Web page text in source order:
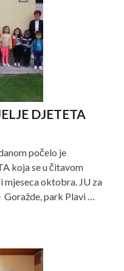
DJETETA
počelo je
koja se u čitavom
mjeseca oktobra. JU za
park Plavi …